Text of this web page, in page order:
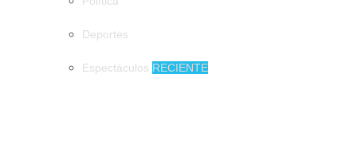
Deportes
Espectáculos RECIENTE